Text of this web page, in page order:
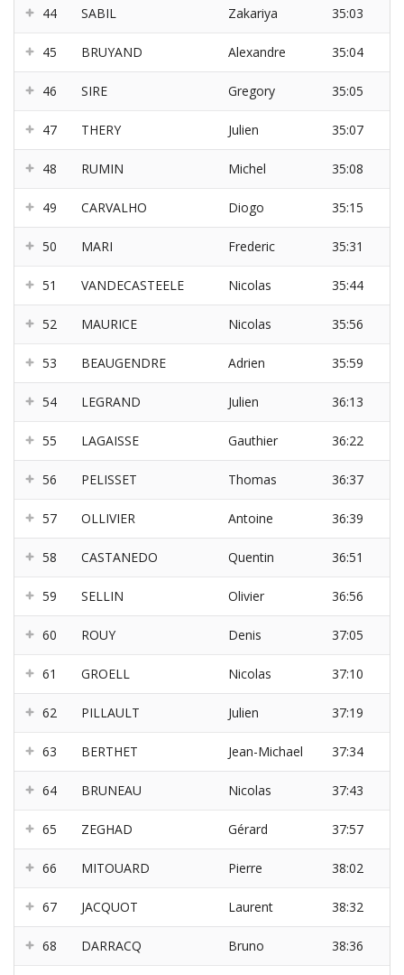
44 SABIL Zakariya 35:03
45 BRUYAND Alexandre 35:04
46 SIRE Gregory 35:05
47 THERY Julien 35:07
48 RUMIN Michel 35:08
49 CARVALHO Diogo 35:15
50 MARI Frederic 35:31
51 VANDECASTEELE Nicolas 35:44
52 MAURICE Nicolas 35:56
53 BEAUGENDRE Adrien 35:59
54 LEGRAND Julien 36:13
55 LAGAISSE Gauthier 36:22
56 PELISSET Thomas 36:37
57 OLLIVIER Antoine 36:39
58 CASTANEDO Quentin 36:51
59 SELLIN Olivier 36:56
60 ROUY Denis 37:05
61 GROELL Nicolas 37:10
62 PILLAULT Julien 37:19
63 BERTHET Jean-Michael 37:34
64 BRUNEAU Nicolas 37:43
65 ZEGHAD Gérard 37:57
66 MITOUARD Pierre 38:02
67 JACQUOT Laurent 38:32
68 DARRACQ Bruno 38:36